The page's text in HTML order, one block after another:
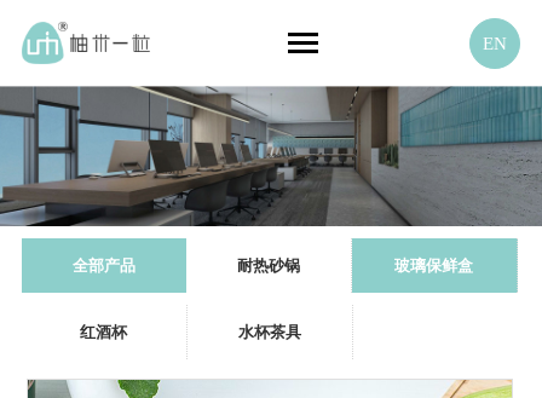
EN
全部产品 耐热砂锅 玻璃保鲜盒
红酒杯 水杯茶具